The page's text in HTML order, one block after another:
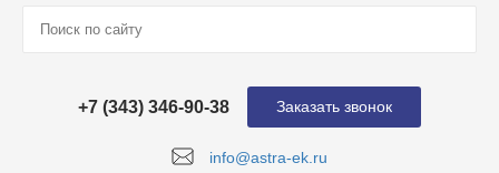
info@astra-ek.ru
+7 (343) 346-90-38 Заказать звонок